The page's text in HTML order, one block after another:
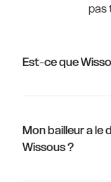
pas
Est-ce que
Mon bailleur a le
Wissous ?